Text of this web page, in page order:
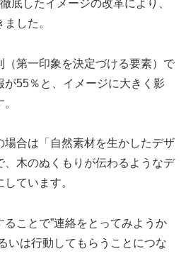
底したイメージの改革により、
した。
（第一印象を決定づける要素）で
が55％と、イメージに大きく影
場合は「自然素材を生かしたデザ
、木のぬくもりが伝わるようなデ
ています。
ことで”連絡をとってみようか
いは行動してもらうことにつな